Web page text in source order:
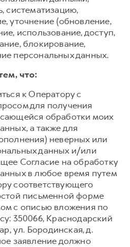
систематизацию,
уточнение (обновление,
использование, доступ,
блокирование,
персональных данных.
что:
к Оператору с
для получения
обработки моих
а также для
неверных или
данных и/или
Согласие на обработку
в любое время путем
соответствующего
письменной форме
с описью вложения по
350066, Краснодарский
ул. Бородинская, д.
заявление должно